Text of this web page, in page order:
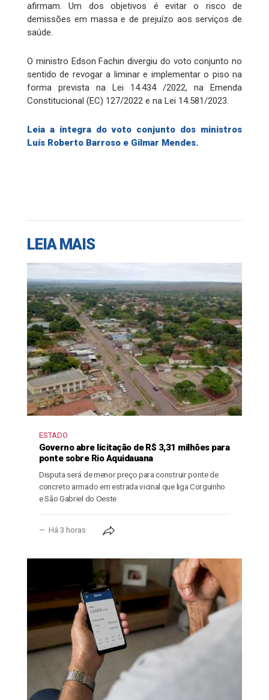
afirmam. Um dos objetivos é evitar o risco de
demissões em massa e de prejuízo aos serviços de
saúde.
O ministro Edson Fachin divergiu do voto conjunto no
sentido de revogar a liminar e implementar o piso na
forma prevista na Lei 14.434 /2022, na Emenda
Constitucional (EC) 127/2022 e na Lei 14.581/2023.
Leia a íntegra do voto conjunto dos ministros
Luís Roberto Barroso e Gilmar Mendes.
LEIA MAIS
ESTADO
Governo abre licitação de R$ 3,31 milhões para
ponte sobre Rio Aquidauana
Disputa será de menor preço para construir ponte de
concreto armado em estrada vicinal que liga Corguinho
e São Gabriel do Oeste
Há 3 horas